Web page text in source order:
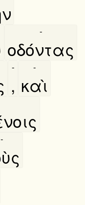
οδόντας
-
,
-
καὶ
-
-